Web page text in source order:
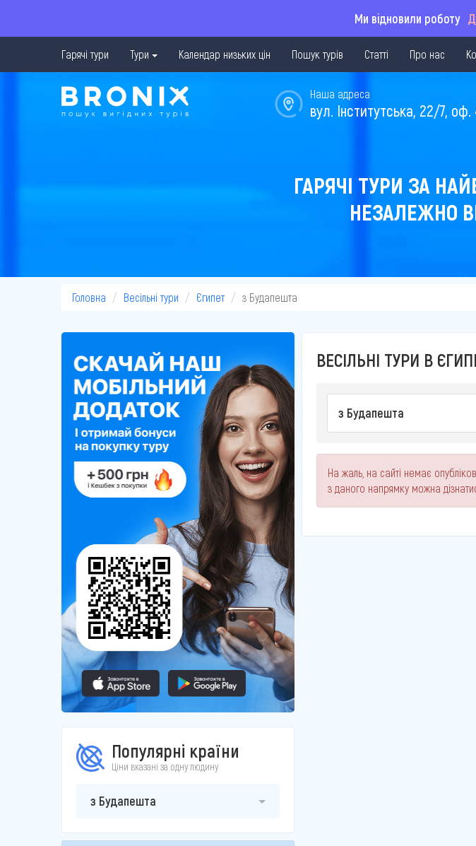
Ми відновили роботу
Гарячі тури Тури Календар низьких цін Пошук турів Статті Про нас
Наша адреса
вул. Інститутська, 22/7, оф.
ГАРЯЧІ ТУРИ ЗА
НЕЗАЛЕЖНО
Головна Весільні тури Єгипет з Будапешта
Популярні країни
Ціни вказані за одну людину
з Будапешта
ВЕСІЛЬНІ ТУРИ В
з Будапешта
На жаль, на сайті немає
з даного напрямку можна